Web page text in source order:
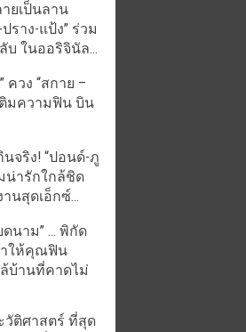
ยเป็นลาน
าง-แป้ง” ร่วม
บ ในออริจินัล...
ควง “สกาย –
มความฟิน บิน
จริง! “ปอนด์-ภู
น่ารักใกล้ชิด
นสุดเอ็กซ์...
ดนาม” … พิกัด
ำให้คุณฟิน
บ้านที่คาดไม่
วัติศาสตร์ ที่สุด